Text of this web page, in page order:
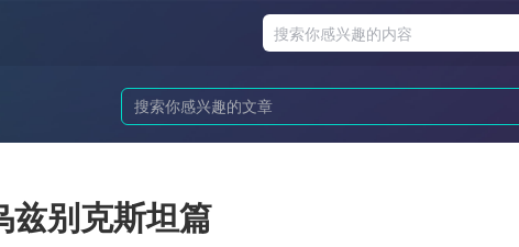
兹别克斯坦篇